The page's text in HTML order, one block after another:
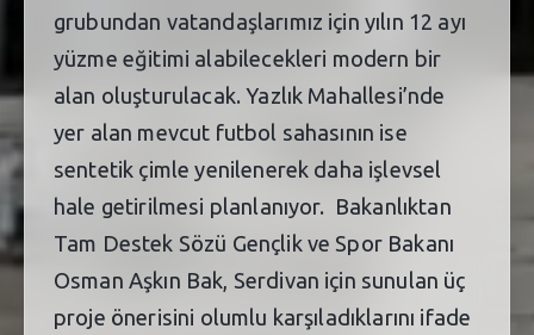
grubundan vatandaşlarımız için yılın 12 ayı
yüzme eğitimi alabilecekleri modern bir
alan oluşturulacak. Yazlık Mahallesi’nde
yer alan mevcut futbol sahasının ise
sentetik çimle yenilenerek daha işlevsel
hale getirilmesi planlanıyor. Bakanlıktan
Tam Destek Sözü Gençlik ve Spor Bakanı
Osman Aşkın Bak, Serdivan için sunulan üç
proje önerisini olumlu karşıladıklarını ifade